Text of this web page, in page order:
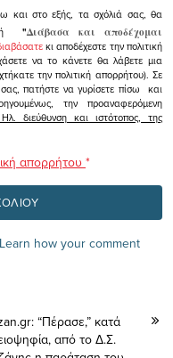
και στο εξής, τα σχόλιά σας, θα
"Διάβασα και αποδέχομαι
κι αποδέχεστε την πολιτική
να το κάνετε θα λάβετε μια
την πολιτική απορρήτου). Σε
πατήστε να γυρίσετε πίσω και
την προαναφερόμενη
διεύθυνση και ιστότοπος, της
απορρήτου *
Learn how your comment
“Πέρασε,” κατά
από το Δ.Σ.